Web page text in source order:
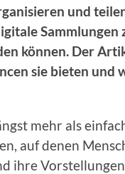
und
Sammlungen
können. Der
sie bieten und
mehr als
auf denen
ihre